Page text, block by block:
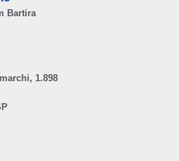
Bartira
1.898